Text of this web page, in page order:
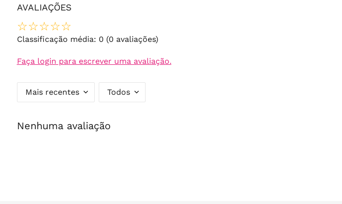
AVALIAÇÕES
☆☆☆☆☆
Classificação média: 0 (0 avaliações)
Faça login para escrever uma avaliação.
Mais recentes Todos
Nenhuma avaliação